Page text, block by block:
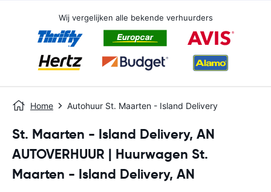
Wij vergelijken alle bekende verhuurders
Home Autohuur St. Maarten - Island Delivery
St. Maarten - Island Delivery, AN
AUTOVERHUUR | Huurwagen St.
Maarten - Island Delivery, AN